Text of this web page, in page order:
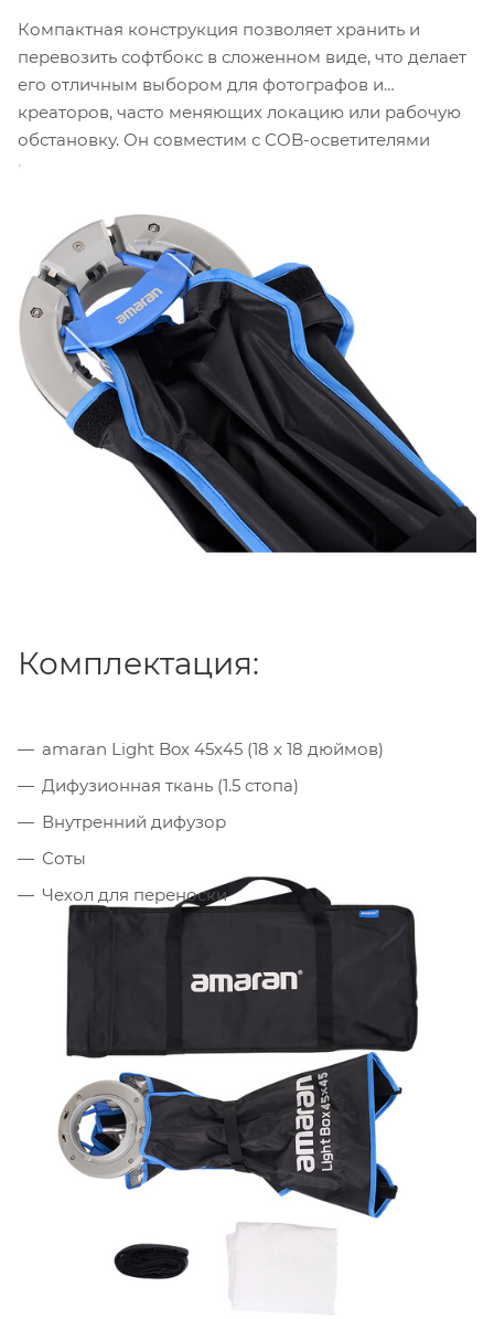
Компактная конструкция позволяет хранить и
перевозить софтбокс в сложенном виде, что делает
его отличным выбором для фотографов и
креаторов, часто меняющих локацию или рабочую
обстановку. Он совместим с COB-осветителями
amaran и другими источниками света с креплением
всего несколько секунд — достаточно потянуть за
ручку блокировки. Компактный профиль делает
софтбокс идеальным для студий с ограниченным
пространством.
Комплектация:
amaran Light Box 45x45 (18 x 18 дюймов)
Дифузионная ткань (1.5 стопа)
Внутренний дифузор
Соты
Чехол для переноски